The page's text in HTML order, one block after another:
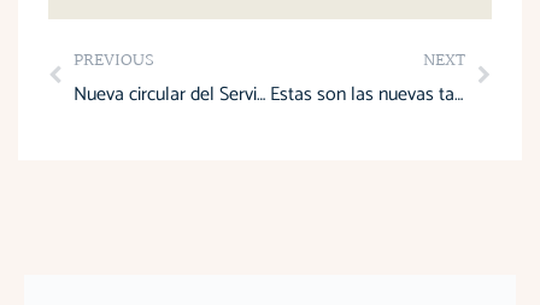
Prev
PREVIOUS
Nueva circular del Servicio de Rentas Internas sobre la Aceptación Parcial y Pago de Obligaciones Tributarias
NEXT
Estas son las nuevas tasas de autorretención que las grandes empresas pagarán al Gobierno